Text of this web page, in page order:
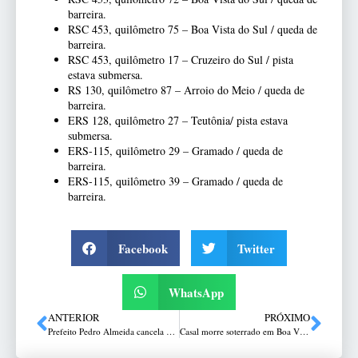
barreira.
RSC 453, quilômetro 75 – Boa Vista do Sul / queda de
barreira.
RSC 453, quilômetro 17 – Cruzeiro do Sul / pista
estava submersa.
RS 130, quilômetro 87 – Arroio do Meio / queda de
barreira.
ERS 128, quilômetro 27 – Teutônia/ pista estava
submersa.
ERS-115, quilômetro 29 – Gramado / queda de
barreira.
ERS-115, quilômetro 39 – Gramado / queda de
barreira.
Facebook Twitter
WhatsApp
ANTERIOR
Prefeito Pedro Almeida cancela aulas nas escolas municipais nesta quinta-feira
PRÓXIMO
Casal morre soterrado em Boa Vista do Sul